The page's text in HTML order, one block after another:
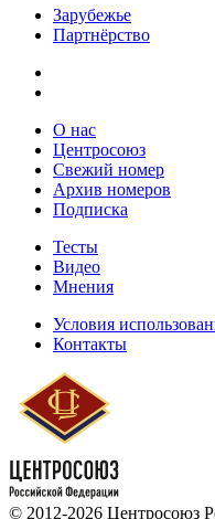
Зарубежье
Партнёрство
О нас
Центросоюз
Свежий номер
Архив номеров
Подписка
Тесты
Видео
Мнения
Условия
Контакты
© 2012-2026 Центросоюз